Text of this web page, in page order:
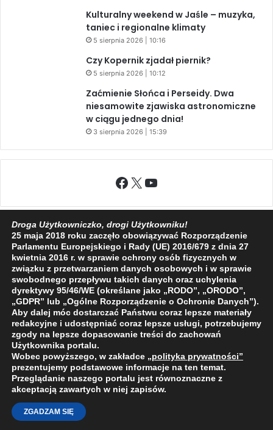
Kulturalny weekend w Jaśle – muzyka,
taniec i regionalne klimaty
5 sierpnia 2026 | 10:16
Czy Kopernik zjadał piernik?
5 sierpnia 2026 | 10:12
Zaćmienie Słońca i Perseidy. Dwa
niesamowite zjawiska astronomiczne
w ciągu jednego dnia!
3 sierpnia 2026 | 15:39
Facebook
X YouTube
2009 - 2026 © Wszelkie prawa zastrzeżone
O NAS
REDAKCJA POLITYKA PRYWATNOŚCI
Droga Użytkowniczko, drogi Użytkowniku!
25 maja 2018 roku zaczęło obowiązywać Rozporządzenie
Parlamentu Europejskiego i Rady (UE) 2016/679 z dnia 27
kwietnia 2016 r. w sprawie ochrony osób fizycznych w
związku z przetwarzaniem danych osobowych i w sprawie
swobodnego przepływu takich danych oraz uchylenia
dyrektywy 95/46/WE (określane jako „RODO”, „ORODO”,
„GDPR” lub „Ogólne Rozporządzenie o Ochronie Danych”).
Aby dalej móc dostarczać Państwu coraz lepsze materiały
redakcyjne i udostępniać coraz lepsze usługi, potrzebujemy
zgody na lepsze dopasowanie treści do zachowań
Użytkownika portalu.
Wobec powyższego, w zakładce „polityka prywatności”
prezentujemy podstawowe informacje na ten temat.
Przeglądanie naszego portalu jest równoznaczne z
akceptacją zawartych w niej zapisów.
ZGADZAM SIĘ